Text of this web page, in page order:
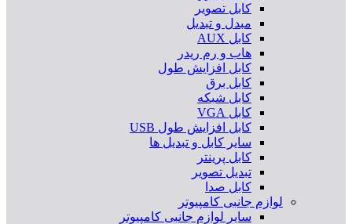
کابل تصویر
مبدل و تبدیل
کابل AUX
هاب و رم ریدر
کابل افزایش طول
کابل برق
کابل شبکه
کابل VGA
کابل افزایش طول USB
سایر کابل و تبدیل ها
کابل پرینتر
تبدیل تصویر
کابل صدا
لوازم جانبی کامپیوتر
سایر لوازم جانبی کامپیوتر